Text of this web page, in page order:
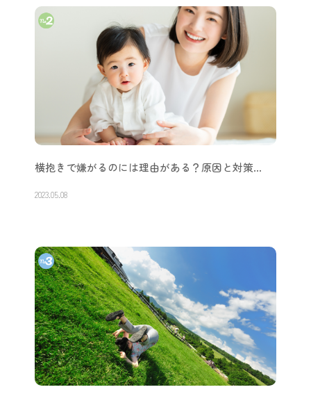
横抱きで嫌がるのには理由がある？原因と対策…
2023.05.08